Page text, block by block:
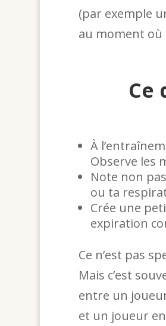
(par exemple
au moment
Ce
À
Observe les
Note non
ou ta
Crée une
expiration
Ce n’est pas
Mais c’est
entre un
et un joueur